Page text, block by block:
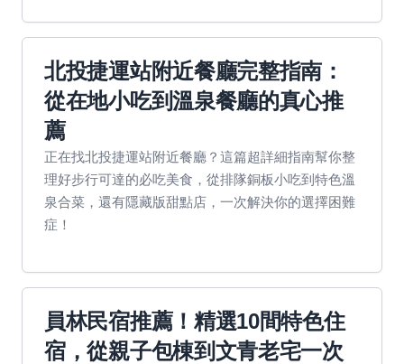
北投捷運站附近餐廳完整指南：
從在地小吃到溫泉餐廳的真心推
薦
正在找北投捷運站附近餐廳？這篇超詳細指南幫你整
理好步行可達的必吃美食，從排隊銅板小吃到特色溫
泉合菜，還有隱藏版甜點店，一次解決你的選擇困難
症！
員林民宿推薦！精選10間特色住
宿，從親子包棟到文青老宅一次